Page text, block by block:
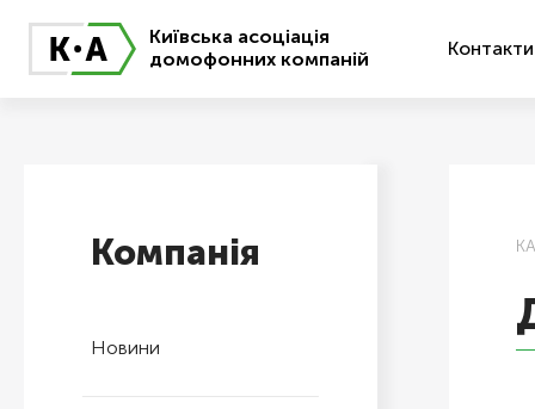
Київська асоціація
домофонних компаній
Контакти
Компанія
Новини